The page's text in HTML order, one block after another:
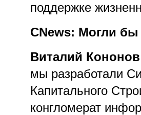
поддержке
CNews: Могли
Виталий
мы разработали
Капитального
конгломерат